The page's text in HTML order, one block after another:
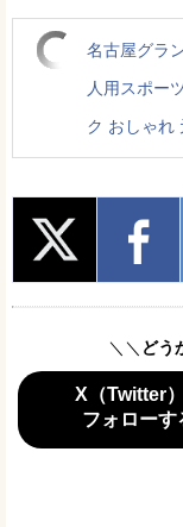
名古屋グラ
人用スポー
ク おしゃれ
＼＼ どう
X（Twitter
フォローす